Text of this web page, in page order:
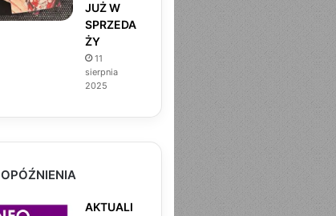
JUŻ W
SPRZEDA
ŻY
11
sierpnia
2025
OPÓŹNIENIA
AKTUALI